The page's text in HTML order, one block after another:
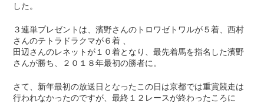
した。
３連単プレゼントは、濱野さんのトロワゼトワルが５着、西村
さんのテトラドラクマが６着 、
田辺さんのレネットが１０着となり、最先着馬を指名した濱野
さんが勝ち、２０１８年最初の勝者に。
さて、新年最初の放送日となったこの日は京都では重賞競走は
行われなかったのですが、最終１２レースが終わったころに